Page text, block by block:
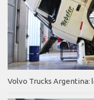
Volvo Trucks